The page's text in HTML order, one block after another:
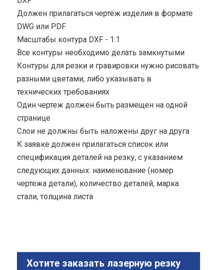
Должен прилагаться чертёж изделия в формате
DWG или PDF
Масштабы контура DXF - 1:1
Все контуры необходимо делать замкнутыми
Контуры для резки и гравировки нужно рисовать
разными цветами, либо указывать в
технических требованиях
Один чертеж должен быть размещен на одной
странице
Cлои не должны быть наложены друг на друга
К заявке должен прилагаться список или
спецификация деталей на резку, с указанием
следующих данных: наименование (номер
чертежа детали), количество деталей, марка
стали, толщина листа
Хотите заказать лазерную резку